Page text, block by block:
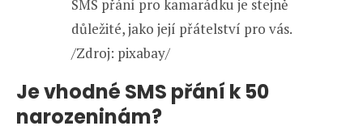
SMS přání pro kamarádku je stejně
důležité, jako její přátelství pro vás.
/Zdroj: pixabay/
Je vhodné SMS přání k 50
narozeninám?